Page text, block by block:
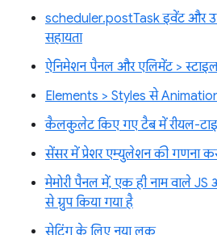
scheduler.postTask इवेंट और
सहायता
ऐनिमेशन पैनल और एलिमेंट >
Elements > Styles से
कैलकुलेट किए गए टैब में रीयल-
सेंसर में प्रेशर एम्युलेशन की गणना
मेमोरी पैनल में, एक ही नाम वाले
से ग्रुप किया गया है